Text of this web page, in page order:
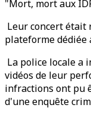
"Mort, mort aux
Leur concert était
plateforme dédiée
La police locale a
vidéos de leur
infractions ont pu
d'une enquête